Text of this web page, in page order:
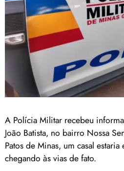
A Polícia Militar recebeu
João Batista, no bairro Nossa
Patos de Minas, um casal
chegando às vias de fato.